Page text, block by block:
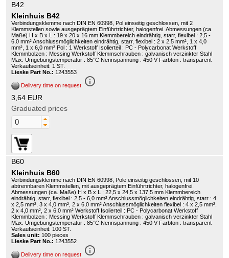
B42
Kleinhuis B42
Verbindungsklemme nach DIN EN 60998, Pol einseitig geschlossen, mit 2
Klemmstellen sowie ausgeprägtem Einführtrichter, halogenfrei. Abmessungen (ca.
Maße) H x B x L : 19 x 20 x 16 mm Klemmbereich eindrähtig, starr, flexibel : 2,5 -
6,0 mm² Anschlussmöglichkeiten eindrähtig, starr, flexibel : 2 x 2,5 mm², 1 x 4,0
mm², 1 x 6,0 mm² Pol : 1 Werkstoff Isolierteil : PC - Polycarbonat Werkstoff
Klemmbolzen : Messing Werkstoff Klemmschrauben : galvanisch verzinkter Stahl
Max. Umgebungstemperatur : 85°C Nennspannung : 450 V Farbton : transparent
Verkaufseinheit: 1 ST.
Lieske Part No.: 1243553
Delivery time on request info_outline
3,64 EUR
Graduated prices
B60
Kleinhuis B60
Verbindungsklemme nach DIN EN 60998, Pole einseitig geschlossen, mit 10
abtrennbaren Klemmstellen, mit ausgeprägtem Einführtrichter, halogenfrei.
Abmessungen (ca. Maße) H x B x L : 22,5 x 24,5 x 137,5 mm Klemmbereich
eindrähtig, starr, flexibel : 2,5 - 6,0 mm² Anschlussmöglichkeiten eindrähtig, starr : 4
x 2,5 mm², 3 x 4,0 mm², 2 x 6,0 mm² Anschlussmöglichkeiten flexibel : 4 x 2,5 mm²,
2 x 4,0 mm², 2 x 6,0 mm² Werkstoff Isolierteil : PC - Polycarbonat Werkstoff
Klemmbolzen : Messing Werkstoff Klemmschrauben : galvanisch verzinkter Stahl
Max. Umgebungstemperatur : 85°C Nennspannung : 450 V Farbton : transparent
Verkaufseinheit: 100 ST.
Sales unit: 100 pieces
Lieske Part No.: 1243552
Delivery time on request info_outline